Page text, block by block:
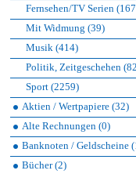
Fernsehen/TV Serien
Mit Widmung (39)
Musik (414)
Politik, Zeitgeschehen
Sport (2259)
Aktien / Wertpapiere (32)
Alte Rechnungen (0)
Banknoten / Geldscheine
Bücher (2)